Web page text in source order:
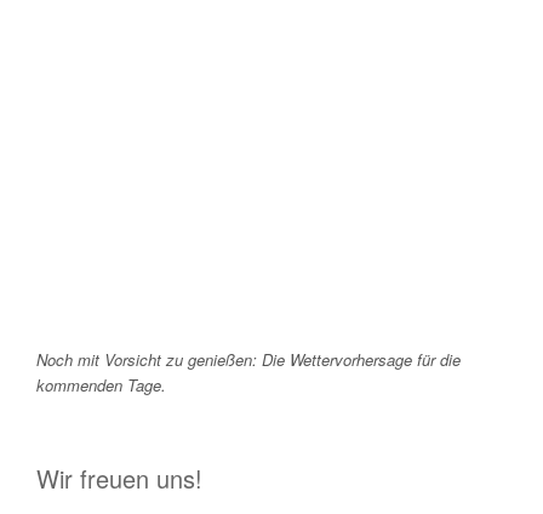
Noch mit Vorsicht zu genießen: Die Wettervorhersage für die
kommenden Tage.
Wir freuen uns!